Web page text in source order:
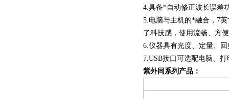
4.具备*自动修正波长误差
5.电脑与主机的*融合， 7英
了科技感，使用流畅、方
6.仪器具有光度、定量、
7.USB接口可选配电脑、
紫外同系列产品：